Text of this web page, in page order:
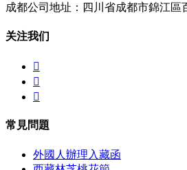
成都公司地址：四川省成都市錦江區
关注我们



常見問題
外國人辦理入藏函